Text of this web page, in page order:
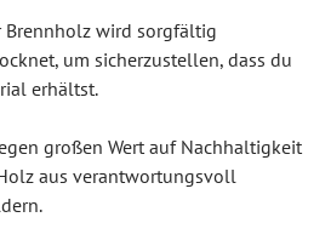
Brennholz wird sorgfältig
um sicherzustellen, dass du
erhältst.
großen Wert auf Nachhaltigkeit
aus verantwortungsvoll